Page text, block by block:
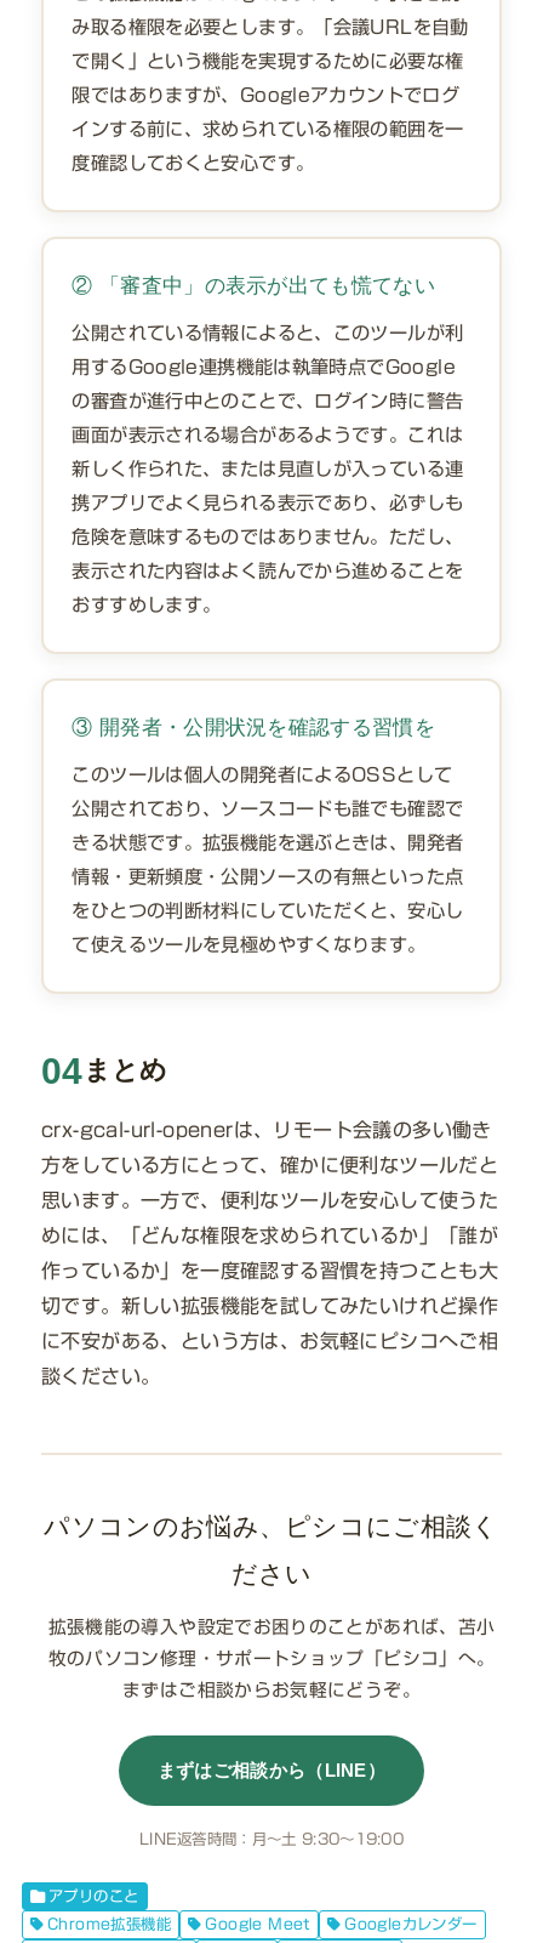
み取る権限を必要とします。「会議URLを自動
で開く」という機能を実現するために必要な権
限ではありますが、Googleアカウントでログ
インする前に、求められている権限の範囲を一
度確認しておくと安心です。
② 「審査中」の表示が出ても慌てない
公開されている情報によると、このツールが利
用するGoogle連携機能は執筆時点でGoogle
の審査が進行中とのことで、ログイン時に警告
画面が表示される場合があるようです。これは
新しく作られた、または見直しが入っている連
携アプリでよく見られる表示であり、必ずしも
危険を意味するものではありません。ただし、
表示された内容はよく読んでから進めることを
おすすめします。
③ 開発者・公開状況を確認する習慣を
このツールは個人の開発者によるOSSとして
公開されており、ソースコードも誰でも確認で
きる状態です。拡張機能を選ぶときは、開発者
情報・更新頻度・公開ソースの有無といった点
をひとつの判断材料にしていただくと、安心し
て使えるツールを見極めやすくなります。
04 まとめ
crx-gcal-url-openerは、リモート会議の多い働き
方をしている方にとって、確かに便利なツールだと
思います。一方で、便利なツールを安心して使うた
めには、「どんな権限を求められているか」「誰が
作っているか」を一度確認する習慣を持つことも大
切です。新しい拡張機能を試してみたいけれど操作
に不安がある、という方は、お気軽にピシコへご相
談ください。
パソコンのお悩み、ピシコにご相談く
ださい
拡張機能の導入や設定でお困りのことがあれば、苫小
牧のパソコン修理・サポートショップ「ピシコ」へ。
まずはご相談からお気軽にどうぞ。
まずはご相談から（LINE）
LINE返答時間：月〜土 9:30〜19:00
アプリのこと
Chrome拡張機能
Google Meet
Googleカレンダー